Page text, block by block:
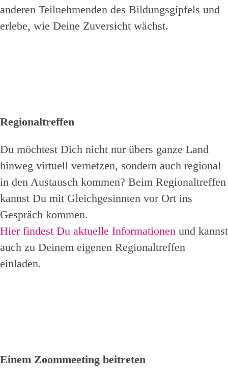
anderen Teilnehmenden des Bildungsgipfels und
erlebe, wie Deine Zuversicht wächst.
Regionaltreffen
Du möchtest Dich nicht nur übers ganze Land
hinweg virtuell vernetzen, sondern auch regional
in den Austausch kommen? Beim Regionaltreffen
kannst Du mit Gleichgesinnten vor Ort ins
Gespräch kommen.
Hier findest Du aktuelle Informationen und kannst
auch zu Deinem eigenen Regionaltreffen
einladen.
Einem Zoommeeting beitreten